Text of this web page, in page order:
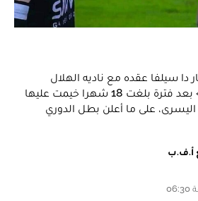
دا سيلفا عقده مع ناديه الهلال
السعودي « بالتراضي » بعد فترة بلغت 18 شهرا خيمت عليها
اليسرى، على ما أعلن بطل الدوري